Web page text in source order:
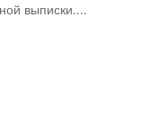
выписки....